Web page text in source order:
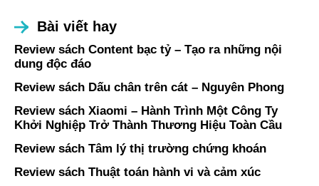
Bài viết hay
Review sách Content bạc tỷ – Tạo ra những nội
dung độc đáo
Review sách Dấu chân trên cát – Nguyên Phong
Review sách Xiaomi – Hành Trình Một Công Ty
Khởi Nghiệp Trở Thành Thương Hiệu Toàn Cầu
Review sách Tâm lý thị trường chứng khoán
Review sách Thuật toán hành vi và cảm xúc